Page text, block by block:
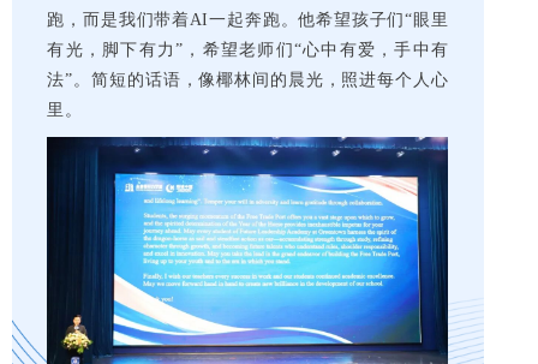
跑，而是我们带着AI一起奔跑。他希望孩子们“眼里
有光，脚下有力”，希望老师们“心中有爱，手中有
法”。简短的话语，像椰林间的晨光，照进每个人心
里。